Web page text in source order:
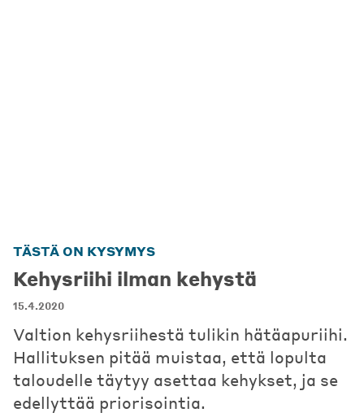
TÄSTÄ ON KYSYMYS
Kehysriihi ilman kehystä
15.4.2020
Valtion kehysriihestä tulikin hätäapuriihi.
Hallituksen pitää muistaa, että lopulta
taloudelle täytyy asettaa kehykset, ja se
edellyttää priorisointia.